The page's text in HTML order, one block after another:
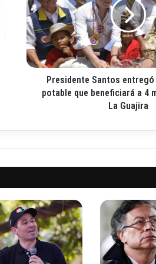
s
i
d
e
n
t
t
e
t
r
e
g
ó
p
Presidente Santos
potable que beneficiará a 4
La Guajira